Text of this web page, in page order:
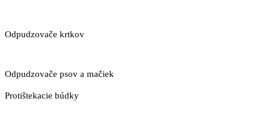
Odpudzovače krtkov
Odpudzovače psov a mačiek
Protištekacie búdky